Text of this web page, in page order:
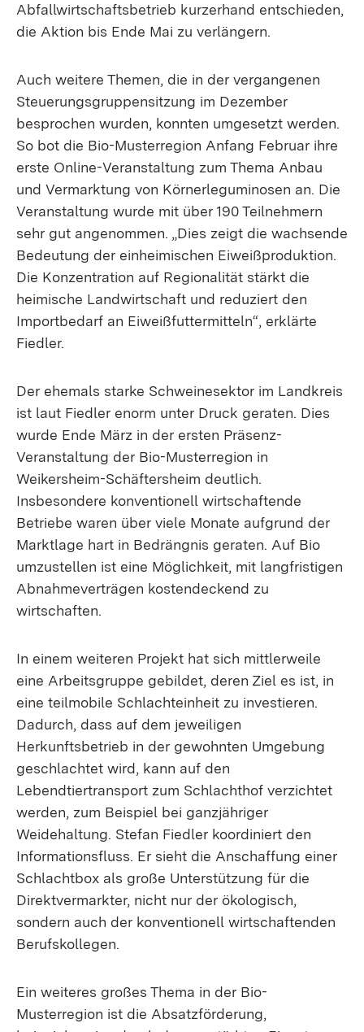
Abfallwirtschaftsbetrieb kurzerhand entschieden,
die Aktion bis Ende Mai zu verlängern.
Auch weitere Themen, die in der vergangenen
Steuerungsgruppensitzung im Dezember
besprochen wurden, konnten umgesetzt werden.
So bot die Bio-Musterregion Anfang Februar ihre
erste Online-Veranstaltung zum Thema Anbau
und Vermarktung von Körnerleguminosen an. Die
Veranstaltung wurde mit über 190 Teilnehmern
sehr gut angenommen. „Dies zeigt die wachsende
Bedeutung der einheimischen Eiweißproduktion.
Die Konzentration auf Regionalität stärkt die
heimische Landwirtschaft und reduziert den
Importbedarf an Eiweißfuttermitteln“, erklärte
Fiedler.
Der ehemals starke Schweinesektor im Landkreis
ist laut Fiedler enorm unter Druck geraten. Dies
wurde Ende März in der ersten Präsenz-
Veranstaltung der Bio-Musterregion in
Weikersheim-Schäftersheim deutlich.
Insbesondere konventionell wirtschaftende
Betriebe waren über viele Monate aufgrund der
Marktlage hart in Bedrängnis geraten. Auf Bio
umzustellen ist eine Möglichkeit, mit langfristigen
Abnahmeverträgen kostendeckend zu
wirtschaften.
In einem weiteren Projekt hat sich mittlerweile
eine Arbeitsgruppe gebildet, deren Ziel es ist, in
eine teilmobile Schlachteinheit zu investieren.
Dadurch, dass auf dem jeweiligen
Herkunftsbetrieb in der gewohnten Umgebung
geschlachtet wird, kann auf den
Lebendtiertransport zum Schlachthof verzichtet
werden, zum Beispiel bei ganzjähriger
Weidehaltung. Stefan Fiedler koordiniert den
Informationsfluss. Er sieht die Anschaffung einer
Schlachtbox als große Unterstützung für die
Direktvermarkter, nicht nur der ökologisch,
sondern auch der konventionell wirtschaftenden
Berufskollegen.
Ein weiteres großes Thema in der Bio-
Musterregion ist die Absatzförderung,